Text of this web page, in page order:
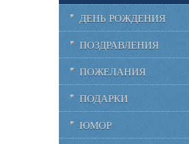
ДЕНЬ РОЖДЕНИЯ
ПОЗДРАВЛЕНИЯ
ПОЖЕЛАНИЯ
ПОДАРКИ
ЮМОР